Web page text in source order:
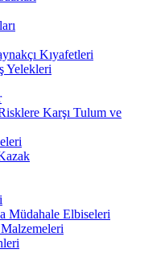
Kıyafetleri
Yelekleri
Karşı Tulum ve
Müdahale Elbiseleri